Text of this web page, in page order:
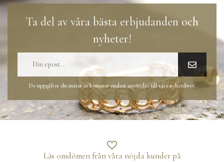
Ta del av våra bästa erbjudanden och
nyheter!
De uppgifter du matar in kommer endast användas till våra nyhetsbrev.
Läs omdömen från våra nöjda kunder på